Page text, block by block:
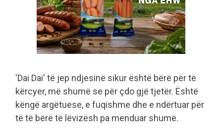
'Dai Dai' të jep ndjesinë sikur është bërë për të
kërcyer, më shumë se për çdo gjë tjetër. Është
këngë argëtuese, e fuqishme dhe e ndërtuar për
të të bërë të lëvizësh pa menduar shumë.